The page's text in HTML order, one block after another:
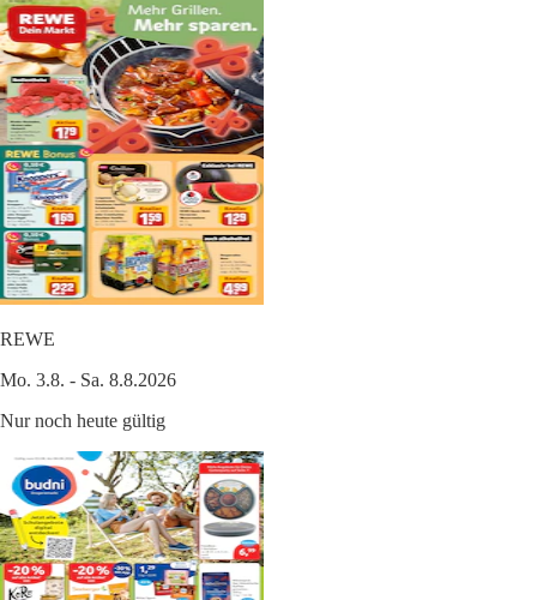
REWE
Mo. 3.8. - Sa. 8.8.2026
Nur noch heute gültig